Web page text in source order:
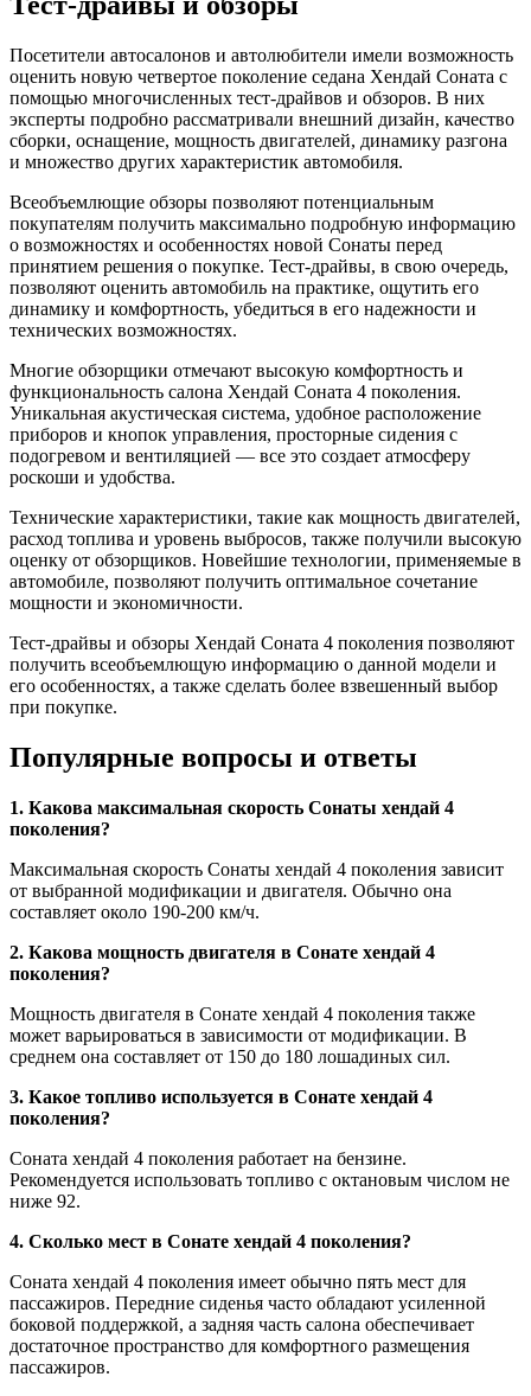
Посетители автосалонов и автолюбители имели возможность
оценить новую четвертое поколение седана Хендай Соната с
помощью многочисленных тест-драйвов и обзоров. В них
эксперты подробно рассматривали внешний дизайн, качество
сборки, оснащение, мощность двигателей, динамику разгона
и множество других характеристик автомобиля.
Всеобъемлющие обзоры позволяют потенциальным
покупателям получить максимально подробную информацию
о возможностях и особенностях новой Сонаты перед
принятием решения о покупке. Тест-драйвы, в свою очередь,
позволяют оценить автомобиль на практике, ощутить его
динамику и комфортность, убедиться в его надежности и
технических возможностях.
Многие обзорщики отмечают высокую комфортность и
функциональность салона Хендай Соната 4 поколения.
Уникальная акустическая система, удобное расположение
приборов и кнопок управления, просторные сидения с
подогревом и вентиляцией — все это создает атмосферу
роскоши и удобства.
Технические характеристики, такие как мощность двигателей,
расход топлива и уровень выбросов, также получили высокую
оценку от обзорщиков. Новейшие технологии, применяемые в
автомобиле, позволяют получить оптимальное сочетание
мощности и экономичности.
Тест-драйвы и обзоры Хендай Соната 4 поколения позволяют
получить всеобъемлющую информацию о данной модели и
его особенностях, а также сделать более взвешенный выбор
при покупке.
Популярные вопросы и ответы
1. Какова максимальная скорость Сонаты хендай 4
поколения?
Максимальная скорость Сонаты хендай 4 поколения зависит
от выбранной модификации и двигателя. Обычно она
составляет около 190-200 км/ч.
2. Какова мощность двигателя в Сонате хендай 4
поколения?
Мощность двигателя в Сонате хендай 4 поколения также
может варьироваться в зависимости от модификации. В
среднем она составляет от 150 до 180 лошадиных сил.
3. Какое топливо используется в Сонате хендай 4
поколения?
Соната хендай 4 поколения работает на бензине.
Рекомендуется использовать топливо с октановым числом не
ниже 92.
4. Сколько мест в Сонате хендай 4 поколения?
Соната хендай 4 поколения имеет обычно пять мест для
пассажиров. Передние сиденья часто обладают усиленной
боковой поддержкой, а задняя часть салона обеспечивает
достаточное пространство для комфортного размещения
пассажиров.